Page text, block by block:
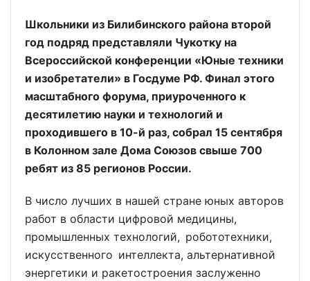
Школьники из Билибинского района второй
год подряд представляли Чукотку на
Всероссийской конференции «Юные техники
и изобретатели» в Госдуме РФ. Финал этого
масштабного форума, приуроченного к
десятилетию науки и технологий и
проходившего в 10-й раз, собрал 15 сентября
в Колонном зале Дома Союзов свыше 700
ребят из 85 регионов России.
В число лучших в нашей стране юных авторов
работ в области цифровой медицины,
промышленных технологий, робототехники,
искусственного интеллекта, альтернативной
энергетики и ракетостроения заслуженно